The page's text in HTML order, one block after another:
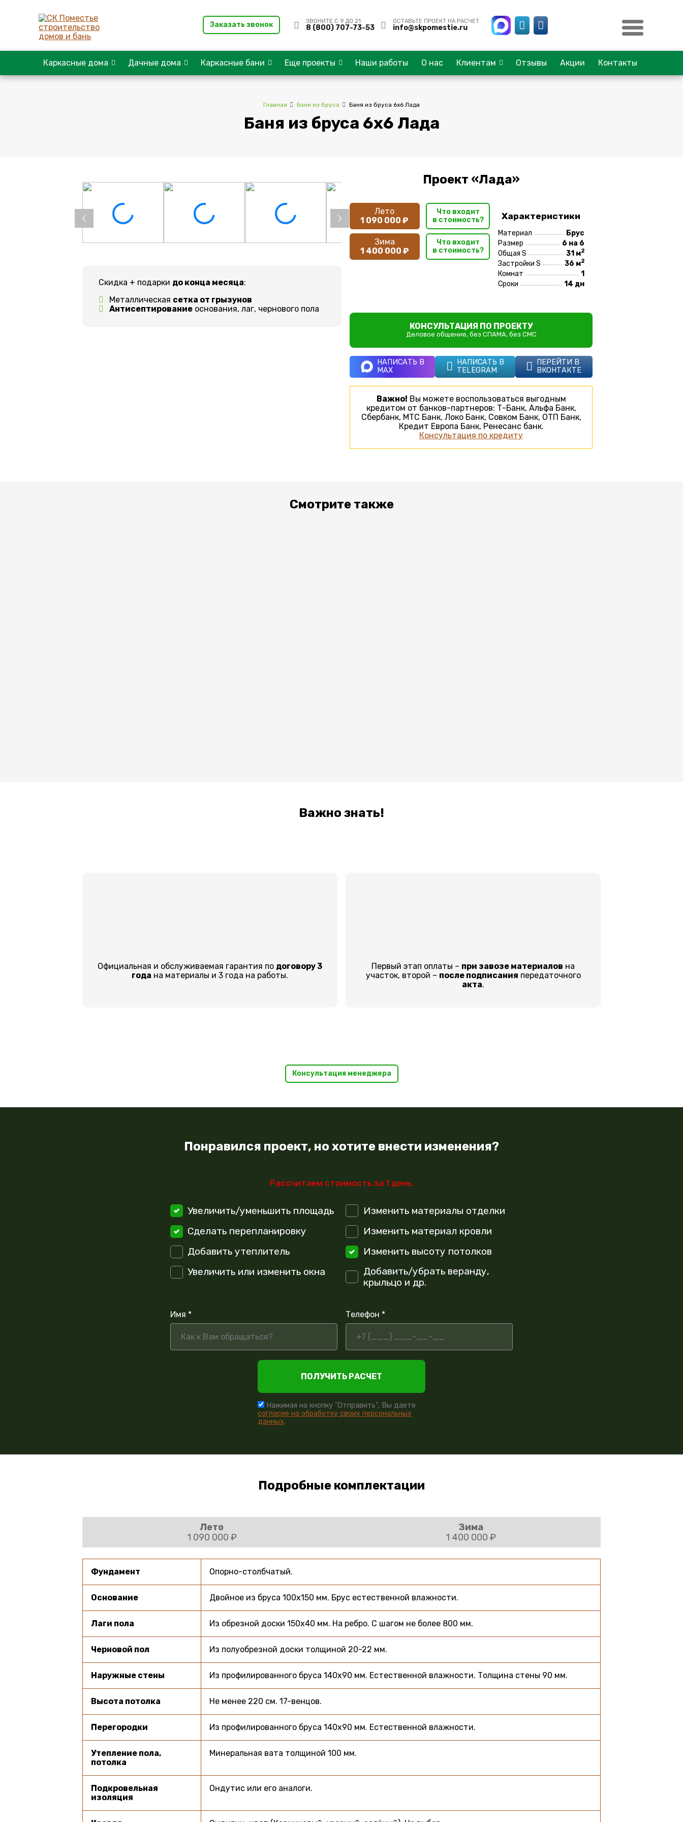
Заказать звонок ЗВОНИТЕ С 9 ДО 21
8 (800) 707-73-53
ОСТАВЬТЕ ПРОЕКТ НА РАСЧЕТ
info@skpomestie.ru
Каркасные дома Дачные дома Каркасные бани Еще проекты Наши работы О нас Клиентам Отзывы Акции Контакты
Баня из бруса 6х6 Лада
Главная Бани из бруса Баня из бруса 6х6 Лада
Скидка + подарки до конца месяца:
Металлическая сетка от грызунов
Антисептированиеоснования, лаг, чернового пола
Проект «Лада»
Лето
1 090 000 ₽
Что входит
в стоимость?
Зима
1 400 000 ₽
Что входит
в стоимость?
Характеристики
Материал
Брус
Размер
6 на 6
Общая S
31 м2
Застройки S 36 м2
Комнат
1
Сроки
14 дн
КОНСУЛЬТАЦИЯ ПО ПРОЕКТУ
Деловое общение, без СПАМА, без СМС
НАПИСАТЬ В
MAX
НАПИСАТЬ В
TELEGRAM
ПЕРЕЙТИ В
ВКОНТАКТЕ
Важно! Вы можете воспользоваться выгодным
кредитом от банков-партнеров: Т-Банк, Альфа Банк,
Сбербанк, МТС Банк, Локо Банк, Совком Банк, ОТП Банк,
Кредит Европа Банк, Ренесанс банк.
Консультация по кредиту
Смотрите также
Важно знать!
Официальная и обслуживаемая гарантия по договору 3
года на материалы и 3 года на работы.
Первый этап оплаты – при завозе материалов на
участок, второй – после подписания передаточного
акта.
Консультация менеджера
Понравился проект, но хотите внести изменения?
Рассчитаем стоимость за 1 день.
Увеличить/уменьшить площадь
Сделать перепланировку
Добавить утеплитель
Увеличить или изменить окна
Изменить материалы отделки
Изменить материал кровли
Изменить высоту потолков
Добавить/убрать веранду,
крыльцо и др.
Имя * Телефон *
ПОЛУЧИТЬ РАСЧЕТ
Нажимая на кнопку "Отправить", Вы даете
согласие на обработку своих персональных
данных.
Подробные комплектации
Лето
1 090 000 ₽
Зима
1 400 000 ₽
Фундамент Опорно-столбчатый.
Основание Двойное из бруса 100х150 мм. Брус естественной влажности.
Лаги пола Из обрезной доски 150х40 мм. На ребро. С шагом не более 800 мм.
Черновой пол Из полуобрезной доски толщиной 20-22 мм.
Наружные стены Из профилированного бруса 140х90 мм. Естественной влажности. Толщина стены 90 мм.
Высота потолка Не менее 220 см. 17-венцов.
Перегородки Из профилированного бруса 140х90 мм. Естественной влажности.
Утепление пола,
потолка
Минеральная вата толщиной 100 мм.
Подкровельная
изоляция
Ондутис или его аналоги.